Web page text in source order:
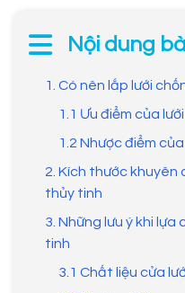
Nội dung
1. Có nên lắp lưới
1.1 Ưu điểm của
1.2 Nhược điểm
2. Kích thước khuyên
thủy tinh
3. Những lưu ý khi lựa
tinh
3.1 Chất liệu cửa